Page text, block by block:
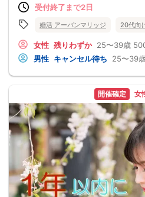
受付終了まで2日
婚活 アーバンマリッジ 20代向
女性 残りわずか 25〜39歳
男性 キャンセル待ち 25〜39
開催確定 女